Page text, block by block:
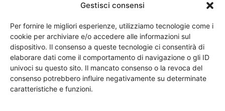
Gestisci consensi
Per fornire le migliori esperienze, utilizziamo tecnologie come i
cookie per archiviare e/o accedere alle informazioni sul
dispositivo. Il consenso a queste tecnologie ci consentirà di
elaborare dati come il comportamento di navigazione o gli ID
univoci su questo sito. Il mancato consenso o la revoca del
consenso potrebbero influire negativamente su determinate
caratteristiche e funzioni.
Chi siamo I Nostri Clienti